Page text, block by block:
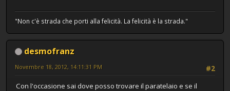
"Non c'è strada che porti alla felicità. La felicità è la strada."
desmofranz
#2
Novembre 18, 2012, 14:11:31 PM
Con l'occasione sai dove posso trovare il paratelaio e se il